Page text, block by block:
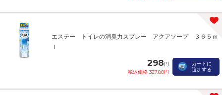
エステー トイレの消臭力スプレー アクアソープ ３６５ｍ
ｌ
298円
税込価格 327.80円
カートに
追加する